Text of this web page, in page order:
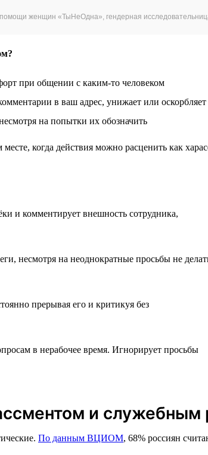
женщин «ТыНеОдна», гендерная
при общении с каким-то человеком
в ваш адрес, унижает или оскорбляет
на попытки их обозначить
когда действия можно расценить как
и комментирует внешность сотрудника,
несмотря на неоднократные просьбы не
прерывая его и критикуя без
в нерабочее время. Игнорирует просьбы
и служебным
По данным ВЦИОМ, 68% россиян